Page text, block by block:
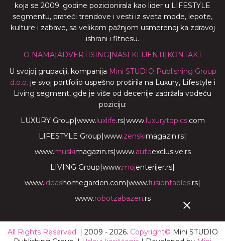
koja se 2009. godine pozicionirala kao lider u LIFESTYLE
segmentu, prateći trendove i vesti iz sveta mode, lepote,
kulture i zabave, sa velikom pažnjom usmerenoj ka zdravoj
ishrani i fitnesu.
O NAMA|ADVERTISING| NASI KLIJENTI | KONTAKT
U svojoj grupaciji, kompanija Mini STUDIO Publishing Group
d.o.o. je svoj portfolio uspešno proširila na Luxury, Lifestyle i
Living segment, gde je više od decenije zadržala vodeću
poziciju:
LUXURY Group|www.luxlife.rs|www.luxurytopics.com
LIFESTYLE Group|www.zenskimagazin.rs|
www.muskimagazin.rs|www.autoexclusive.rs
LIVING Group|www.mojenterijer.rs|
www.ideashomegarden.com|www.fusiontables.rs|
www.robotzabazen.rs
All Rights Reserved. | 2009 - 2026. Copyright© Mini STUDIO